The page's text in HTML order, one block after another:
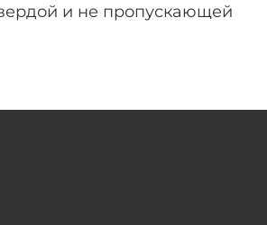
и не пропускающей